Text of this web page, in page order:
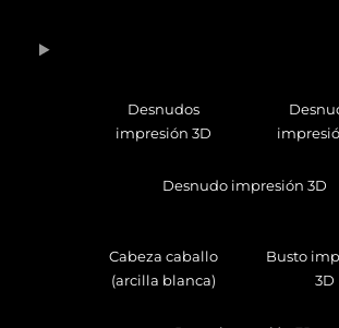
Desnudos
impresión 3D
Desnudo impresión 3D
Cabeza caballo
(arcilla blanca)
Busto
3D